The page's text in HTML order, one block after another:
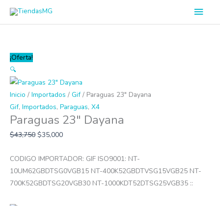
¡Oferta!
🔍
Inicio / Importados / Gif/ Paraguas 23″ Dayana
Gif, Importados, Paraguas, X4
Paraguas 23″ Dayana
$43,750 $35,000
CODIGO IMPORTADOR: GIF ISO9001: NT-
10UM62GBDTSG0VGB15 NT-400K52GBDTVSG15VGB25 NT-
700K52GBDTSG20VGB30 NT-1000KDT52DTSG25VGB35 ::
Paraguas
23"
Dayana
cantidad